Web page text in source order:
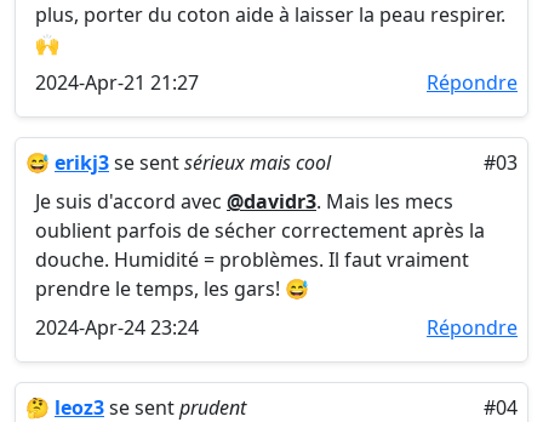
plus, porter du coton aide à laisser la peau respirer.
🙌
2024-Apr-21 21:27
Répondre
😅 erikj3se sentsérieux mais cool
#03
Je suis d'accord avec @davidr3. Mais les mecs
oublient parfois de sécher correctement après la
douche. Humidité = problèmes. Il faut vraiment
prendre le temps, les gars! 😅
2024-Apr-24 23:24
Répondre
🤔 leoz3se sentprudent
#04